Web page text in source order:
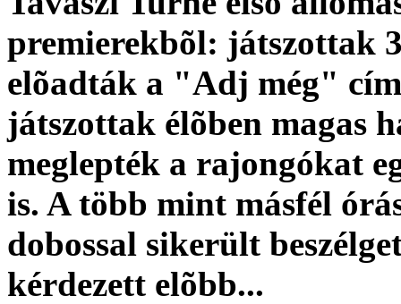
premierekbõl: játszottak
elõadták a "Adj még"
játszottak élõben magas
meglepték a rajongókat
is. A több mint másfél
dobossal sikerült
kérdezett elõbb...